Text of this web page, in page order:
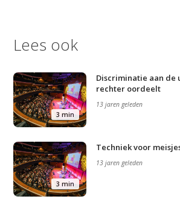
Lees ook
3 min
Discriminatie aan de
rechter oordeelt
13 jaren geleden
3 min
Techniek voor
13 jaren geleden